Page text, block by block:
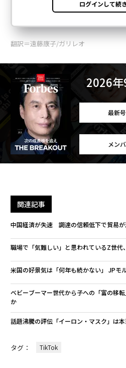
翻訳＝遠藤康子/ガリレオ
2026
最新
メン
関連記事
中国経済が失速 調達の信頼低下で貿易
職場で「気難しい」と思われているZ世代
米国の好景気は「何年も続かない」 JPモ
ベビーブーマー世代から子への「富の移
か
話題沸騰の評伝「イーロン・マスク」は
タグ： TikTok